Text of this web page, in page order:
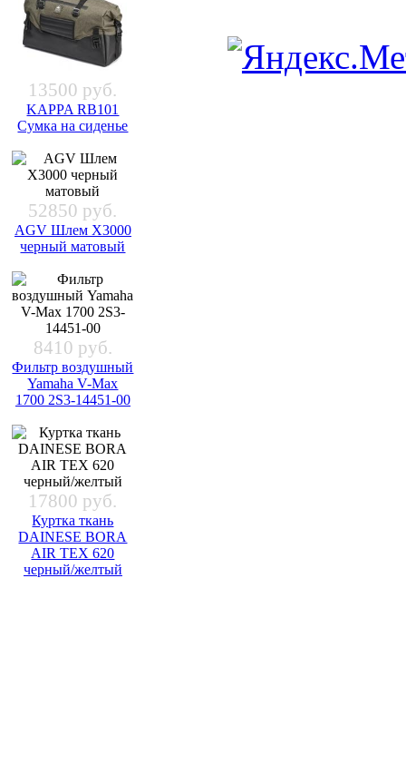
13500 руб.
KAPPA RB101
Сумка на сиденье
52850 руб.
AGV Шлем X3000
черный матовый
8410 руб.
Фильтр воздушный
Yamaha V-Max
1700 2S3-14451-00
17800 руб.
Куртка ткань
DAINESE BORA
AIR TEX 620
черный/желтый